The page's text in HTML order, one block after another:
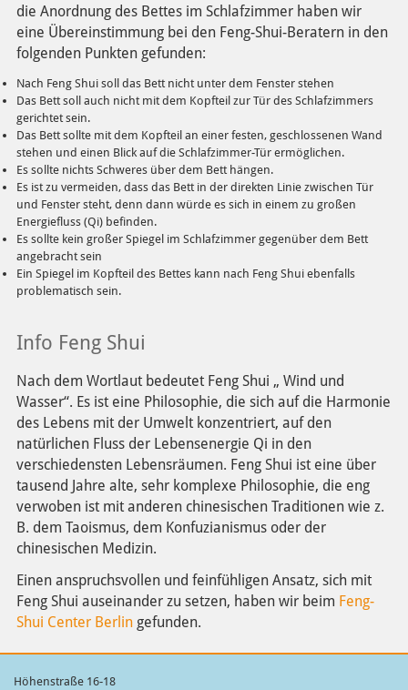
die Anordnung des Bettes im Schlafzimmer haben wir
eine Übereinstimmung bei den Feng-Shui-Beratern in den
folgenden Punkten gefunden:
Nach Feng Shui soll das Bett nicht unter dem Fenster stehen
Das Bett soll auch nicht mit dem Kopfteil zur Tür des Schlafzimmers
gerichtet sein.
Das Bett sollte mit dem Kopfteil an einer festen, geschlossenen Wand
stehen und einen Blick auf die Schlafzimmer-Tür ermöglichen.
Es sollte nichts Schweres über dem Bett hängen.
Es ist zu vermeiden, dass das Bett in der direkten Linie zwischen Tür
und Fenster steht, denn dann würde es sich in einem zu großen
Energiefluss (Qi) befinden.
Es sollte kein großer Spiegel im Schlafzimmer gegenüber dem Bett
angebracht sein
Ein Spiegel im Kopfteil des Bettes kann nach Feng Shui ebenfalls
problematisch sein.
Info Feng Shui
Nach dem Wortlaut bedeutet Feng Shui „ Wind und
Wasser“. Es ist eine Philosophie, die sich auf die Harmonie
des Lebens mit der Umwelt konzentriert, auf den
natürlichen Fluss der Lebensenergie Qi in den
verschiedensten Lebensräumen. Feng Shui ist eine über
tausend Jahre alte, sehr komplexe Philosophie, die eng
verwoben ist mit anderen chinesischen Traditionen wie z.
B. dem Taoismus, dem Konfuzianismus oder der
chinesischen Medizin.
Einen anspruchsvollen und feinfühligen Ansatz, sich mit
Feng Shui auseinander zu setzen, haben wir beim Feng-
Shui Center Berlingefunden.
Höhenstraße 16-18